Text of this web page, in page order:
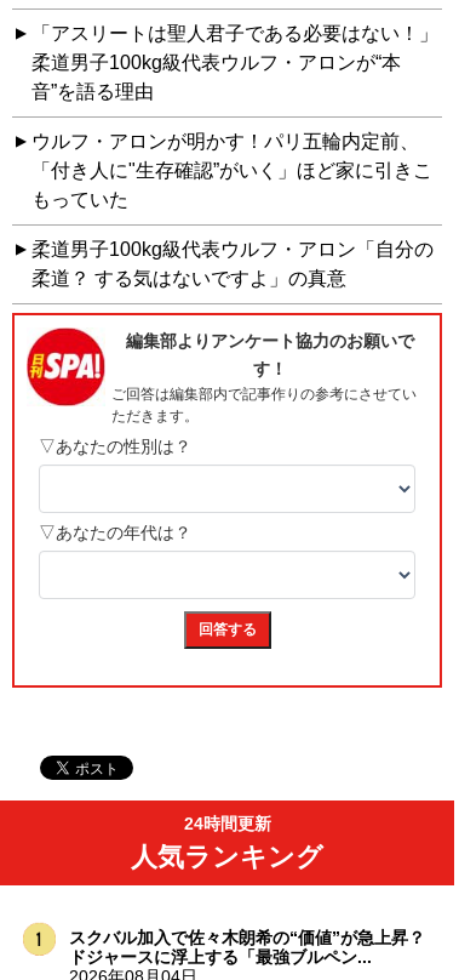
「アスリートは聖人君子である必要はない！」
柔道男子100kg級代表ウルフ・アロンが“本
音”を語る理由
ウルフ・アロンが明かす！パリ五輪内定前、
「付き人に"生存確認”がいく」ほど家に引きこ
もっていた
柔道男子100kg級代表ウルフ・アロン「自分の
柔道？ する気はないですよ」の真意
24時間更新
人気ランキング
スクバル加入で佐々木朗希の“価値”が急上昇？
ドジャースに浮上する「最強ブルペン...